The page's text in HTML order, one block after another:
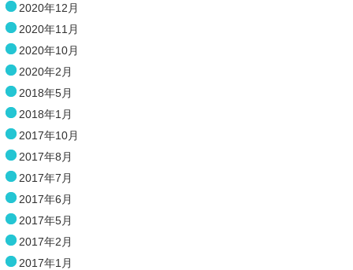
2020年12月
2020年11月
2020年10月
2020年2月
2018年5月
2018年1月
2017年10月
2017年8月
2017年7月
2017年6月
2017年5月
2017年2月
2017年1月